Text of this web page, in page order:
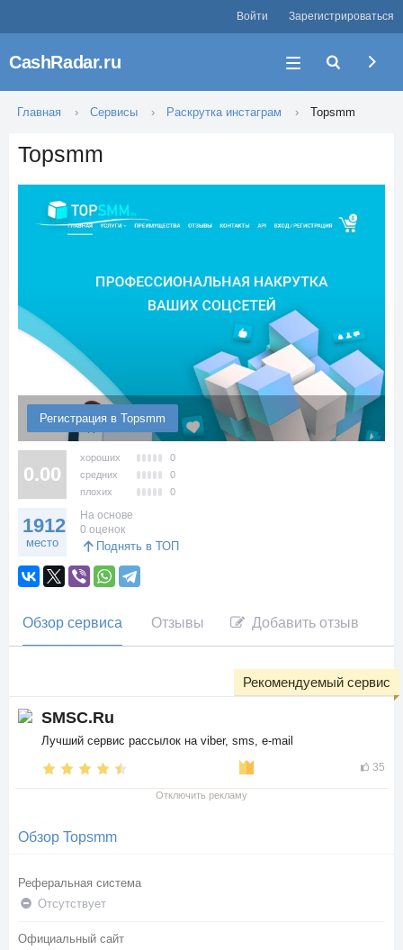
Войти Зарегистрироваться
CashRadar.ru
Главная Сервисы Раскрутка инстаграм Topsmm
Topsmm
Регистрация в Topsmm
0.00
хороших
0
средних
0
плохих
0
1912
место
На основе
0 оценок
Поднять в ТОП
Обзор сервиса Отзывы Добавить отзыв
SMSC.Ru
Лучший сервис рассылок на viber, sms, e-mail
35
Рекомендуемый сервис
Отключить рекламу
Обзор Topsmm
Реферальная система
Отсутствует
Официальный сайт